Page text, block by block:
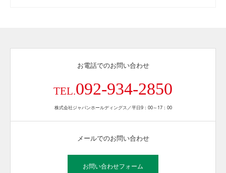
お電話でのお問い合わせ
TEL.092-934-2850
株式会社ジャパンホールディングス／平日9：00～17：00
メールでのお問い合わせ
お問い合わせフォーム